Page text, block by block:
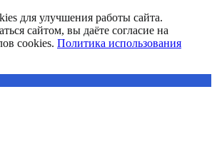
для улучшения работы сайта.
сайтом, вы даёте согласие на
cookies. Политика использования